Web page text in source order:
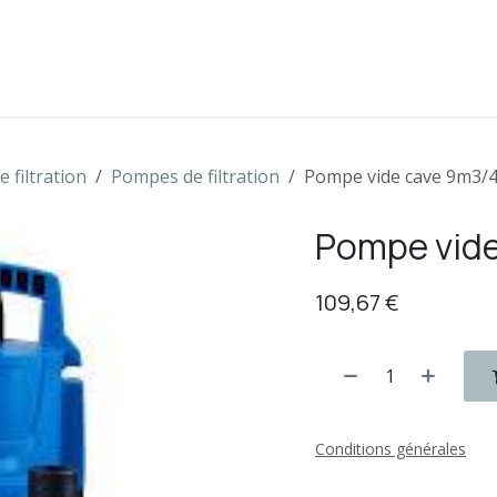
filtration Pompes de filtration Pompe vide cave 9m3/
Pompe
109,67€
Conditions générales